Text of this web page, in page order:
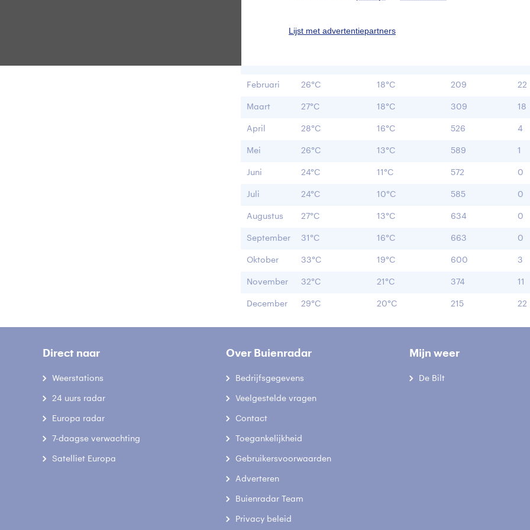
Lijst met advertentiepartners
Maximum
Minimum
Februari 26°C 18°C 209 22
Maart 27°C 18°C 309 18
April 28°C 16°C 526 4
Mei 26°C 13°C 589 1
Juni 24°C 11°C 572 0
Juli 24°C 10°C 585 0
Augustus 27°C 13°C 634 0
September 31°C 16°C 663 0
Oktober 33°C 19°C 600 3
November 32°C 21°C 374 11
December 29°C 20°C 215 22
Direct naar
Weerstations
24 uurs radar
Europa radar
7-daagse verwachting
Satelliet Europa
Over Buienradar
Bedrijfsgegevens
Veelgestelde vragen
Contact
Toegankelijkheid
Gebruikersvoorwaarden
Adverteren
Buienradar Team
Privacy beleid
Mijn weer
De Bilt